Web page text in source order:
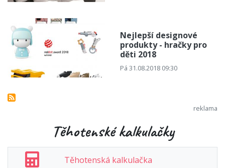
Nejlepší designové
produkty - hračky pro
děti 2018
Pá 31.08.2018 09:30
Těhotenské kalkulačky
Těhotenská kalkulačka